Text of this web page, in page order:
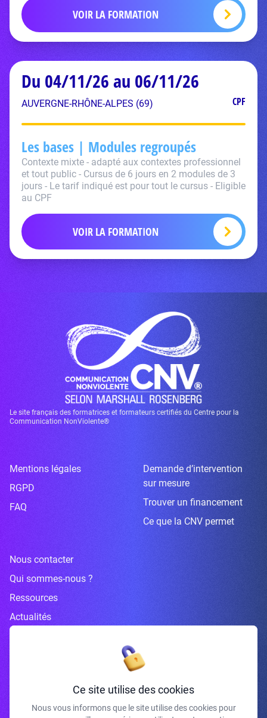
VOIR LA FORMATION
Du 04/11/26 au 06/11/26
AUVERGNE-RHÔNE-ALPES (69) CPF
Les bases | Modules regroupés
Contexte mixte - adapté aux contextes professionnel
et tout public - Cursus de 6 jours en 2 modules de 3
jours - Le tarif indiqué est pour tout le cursus - Eligible
au CPF
VOIR LA FORMATION
Le site français des formatrices et formateurs certifiés du Centre pour la
Communication NonViolente®
Mentions légales
RGPD
FAQ
Demande d’intervention
sur mesure
Trouver un financement
Ce que la CNV permet
Nous contacter
Qui sommes-nous ?
Ressources
Actualités
Inscrivez-vous à la newsletter
Ce site utilise des cookies
Nous vous informons que le site utilise des cookies pour